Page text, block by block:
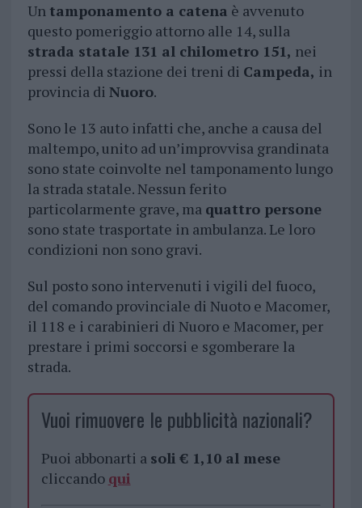
Un tamponamento a catena è avvenuto
questo pomeriggio attorno alle 14, sulla
strada statale 131 al chilometro 151, nei
pressi della stazione dei treni di Campeda, in
provincia di Nuoro.
Sono le 13 auto infatti che, anche a causa del
maltempo, unito ad un’improvvisa grandinata
sono state coinvolte nel tamponamento lungo
la strada statale. Nessun ferito
particolarmente grave, ma quattro persone
sono state trasportate in ambulanza. Le loro
condizioni non sono gravi.
Sul posto sono intervenuti i vigili del fuoco,
del comando provinciale di Nuoto e Macomer,
il 118 e i carabinieri di Nuoro e Macomer, per
prestare i primi soccorsi e sgomberare la
strada.
Vuoi rimuovere le pubblicità nazionali?
Puoi abbonarti a soli € 1,10 al mese
cliccando qui